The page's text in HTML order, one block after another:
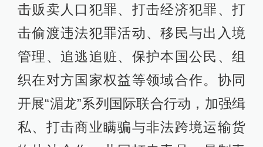
击贩卖人口犯罪、打击经济犯罪、打
击偷渡违法犯罪活动、移民与出入境
管理、追逃追赃、保护本国公民、组
织在对方国家权益等领域合作。协同
开展“湄龙”系列国际联合行动，加强缉
私、打击商业瞒骗与非法跨境运输货